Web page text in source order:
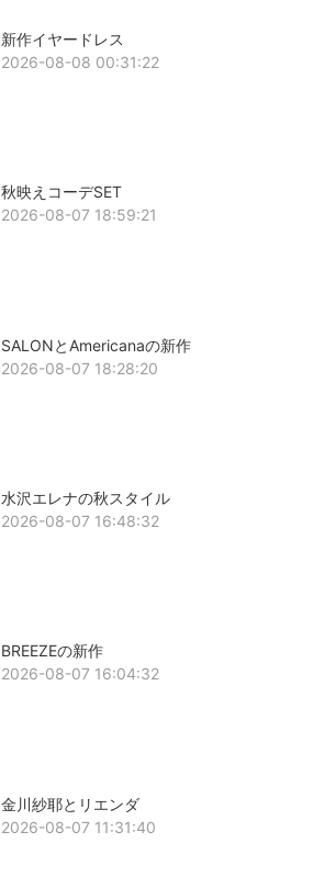
新作イヤードレス
2026-08-08 00:31:22
秋映えコーデSET
2026-08-07 18:59:21
SALONとAmericanaの新作
2026-08-07 18:28:20
水沢エレナの秋スタイル
2026-08-07 16:48:32
BREEZEの新作
2026-08-07 16:04:32
金川紗耶とリエンダ
2026-08-07 11:31:40